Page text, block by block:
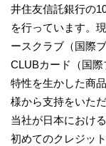
井住友信託銀行の
を行っています。
ースクラブ（国際
CLUBカード（国
特性を生かした商
様から支持をいた
当社が日本におけ
初めてのクレジッ